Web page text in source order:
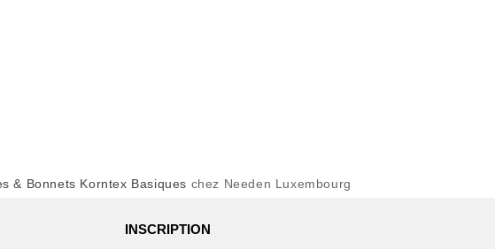
& Bonnets Korntex Basiques chez Needen Luxembourg
INSCRIPTION